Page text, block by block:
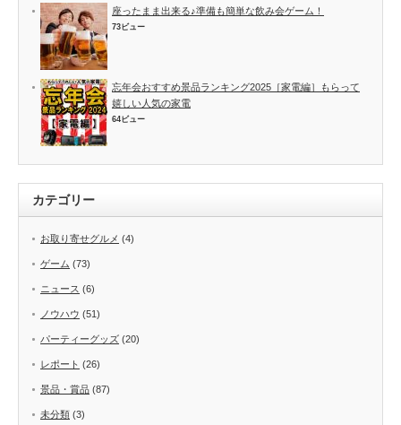
座ったまま出来る♪準備も簡単な飲み会ゲーム！
73ビュー
忘年会おすすめ景品ランキング2025［家電編］もらって
嬉しい人気の家電
64ビュー
カテゴリー
お取り寄せグルメ (4)
ゲーム (73)
ニュース (6)
ノウハウ (51)
パーティーグッズ (20)
レポート (26)
景品・賞品 (87)
未分類 (3)